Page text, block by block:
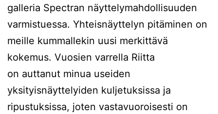
galleria Spectran näyttelymahdollisuuden
varmistuessa. Yhteisnäyttelyn pitäminen on
meille kummallekin uusi merkittävä
kokemus. Vuosien varrella Riitta
on auttanut minua useiden
yksityisnäyttelyiden kuljetuksissa ja
ripustuksissa, joten vastavuoroisesti on